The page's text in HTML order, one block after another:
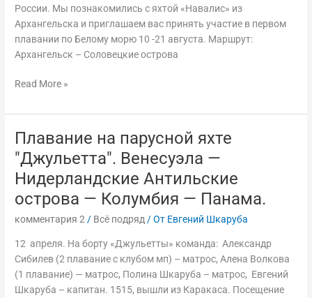
России. Мы познакомились с яхтой «Навалис» из
Архангельска и приглашаем вас принять участие в первом
плавании по Белому морю 10 -21 августа. Маршрут:
Архангельск – Соловецкие острова
и
Кандалакшский
заливы).
Read More »
Плавание на парусной яхте
"Джульетта". Венесуэла —
Нидерландские Антильские
острова — Колумбия — Панама.
комментария 2 / Всё подряд / От Евгений Шкаруба
12 апреля. На борту «Джульетты» команда: Александр
Сибилев (2 плавание с клубом мп) – матрос, Алена Волкова
(1 плавание) — матрос, Полина Шкаруба – матрос, Евгений
Шкаруба – капитан. 1515, вышли из Каракаса. Посещение
Плавание
на
парусной
яхте
"Джульетта".
Нидерландские
Антильские
острова
—